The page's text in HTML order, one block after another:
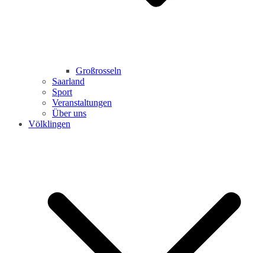
Großrosseln
Saarland
Sport
Veranstaltungen
Über uns
Völklingen